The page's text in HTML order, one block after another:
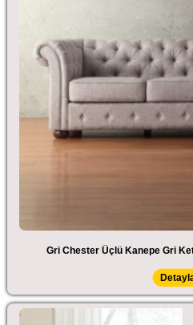
Gri Chester Üçlü Kanepe Gri